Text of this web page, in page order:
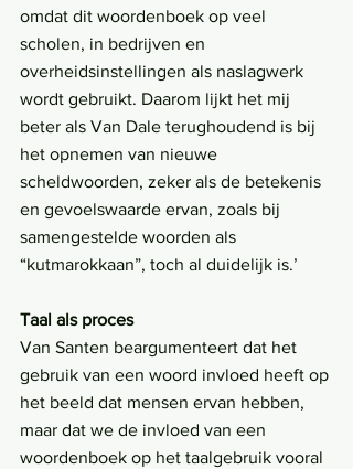
omdat dit woordenboek op veel
scholen, in bedrijven en
overheidsinstellingen als naslagwerk
wordt gebruikt. Daarom lijkt het mij
beter als Van Dale terughoudend is bij
het opnemen van nieuwe
scheldwoorden, zeker als de betekenis
en gevoelswaarde ervan, zoals bij
samengestelde woorden als
“kutmarokkaan”, toch al duidelijk is.’
Taal als proces
Van Santen beargumenteert dat het
gebruik van een woord invloed heeft op
het beeld dat mensen ervan hebben,
maar dat we de invloed van een
woordenboek op het taalgebruik vooral